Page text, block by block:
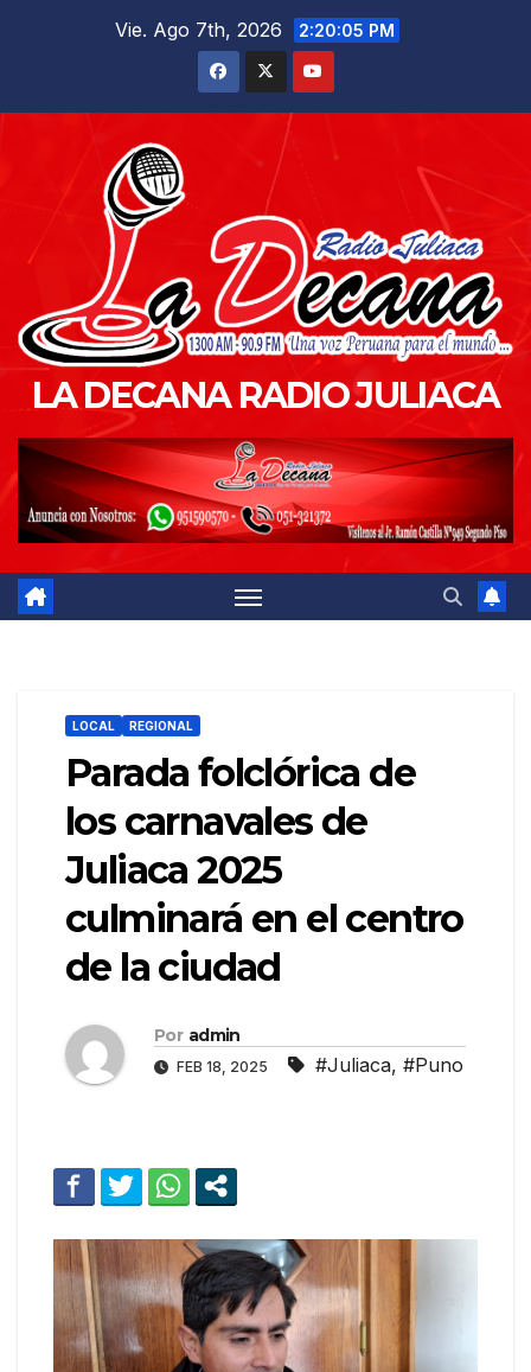
Vie. Ago 7th, 2026 2:20:07 PM
LA DECANA RADIO JULIACA
LOCAL REGIONAL
Parada folclórica de
los carnavales de
Juliaca 2025
culminará en el centro
de la ciudad
Por admin
FEB 18, 2025 #Juliaca, #Puno